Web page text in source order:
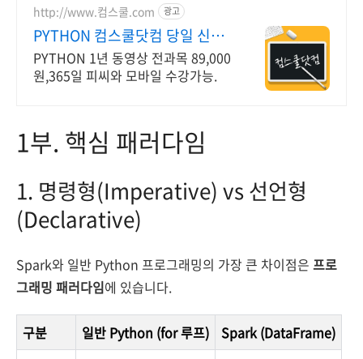
http://www.컴스쿨.com 광고
PYTHON 컴스쿨닷컴 당일 신청
&결제시 기프티콘!
PYTHON 1년 동영상 전과목 89,000
원,365일 피씨와 모바일 수강가능.
1부. 핵심 패러다임
1. 명령형(Imperative) vs 선언형
(Declarative)
Spark와 일반 Python 프로그래밍의 가장 큰 차이점은 프로
그래밍 패러다임에 있습니다.
구분 일반 Python (for 루프) Spark (DataFrame)